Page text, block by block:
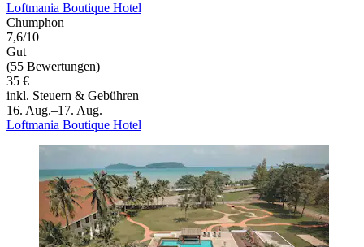
Loftmania Boutique Hotel
Chumphon
7,6/10
Gut
(55 Bewertungen)
35 €
inkl. Steuern & Gebühren
16. Aug.–17. Aug.
Loftmania Boutique Hotel